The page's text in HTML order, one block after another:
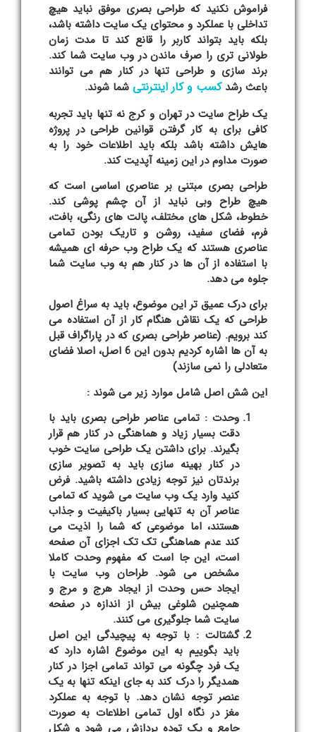
فراموش نکنید که طراحی بصری موفق نباید هیچ
تداخلی با عملکرد و محتوای یک سایت داشته باشد،
بلکه باید بتواند کاربر را قانع کند تا مدت زمان
طولانی تری را صرف ماندن در وب سایت شما کند.
برند سازی و طراحی تنها در کنار هم می توانند
باعث رشدکسب و کار اینترنتیشما شوند.
یک طراح سایت در تهران و کرج نه تنها باید تجربه
کافی برای به کار گرفتن قوانین طراحی در پروژه
هایش داشته باشد بلکه باید اطلاعات خود را به
صورت مداوم در این زمینه آپدیت کند.
طراحی بصری مبتنی بر عناصری اساسی است که
هیچ طراح وبی نباید از آن چشم پوشی کند.
خطوط، شکل های مختلف، پالت های رنگی، بافت،
فرم، فضای سفید، روشن و تاریک بودن تمامی
عناصری هستند که یک طراح وب حرفه ای همیشه
با استفاده از آن ها در کنار هم به وب سایت شما
جلوه می دهد.
برای درک عمیق تر این موضوع، باید به سراغ اصول
طراحی که یک نقاش هنگام کار از آن استفاده می
کند برویم. (عناصر طراحی بصری که در پاراگراف قبل
به آن ها اشاره کردیم بدون این 6 اصل، اصلا فضای
متعادلی را نمی سازند)
این شش اصل شامل موارد زیر می شوند :
وحدت : تمامی عناصر طراحی بصری باید با
دقت بسیار زیاد و هماهنگی در کنار هم قرار
بگیرند. برای داشتن یک طراحی سایت خوب
در کنار بهینه سازی باید به تصویر سازی
برندتان نیز توجه زیادی داشته باشید. فرض
کنید وارد یک وب سایت می شوید که تمامی
عناصر آن به تنهایی بسیار باکیفیت و جذاب
هستند، اما موضوعی که شما را اذیت می
کند عدم هماهنگی تک تک اجزای آن صفحه
است، این جا است که مفهوم وحدت کاملا
مشخص می شود. طراحان وب سایت با
ایجاد حس وحدت از ایجاد هرج و مرج و
همچنین شلوغی بیش از اندازه در صفحه
سایت شما جلوگیری می کنند.
گشتالت : با توجه به پیچیدگی این اصل
باید بگوییم به این موضوع اشاره دارد که
یک فرد چگونه می تواند تمامی اجزا در کنار
همدیگر را درک کند به جای اینکه تنها به یک
عنصر توجه نشان دهد. با توجه به عملکرد
مغز در نگاه اول تمامی اطلاعات به صورت
جامع و یک توده پردازش می شود و شکل